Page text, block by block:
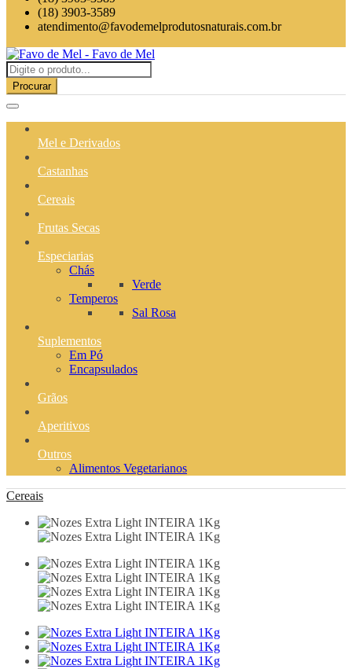
(18) 3903-3589
atendimento@favodemelprodutosnaturais.com.br
Procurar
Mel e Derivados
Castanhas
Cereais
Frutas Secas
Especiarias
Chás
Verde
Temperos
Sal Rosa
Suplementos
Em Pó
Encapsulados
Grãos
Aperitivos
Outros
Alimentos Vegetarianos
Cereais